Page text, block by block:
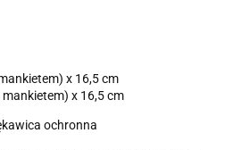
x 16,5 cm
x 16,5 cm
ochronna